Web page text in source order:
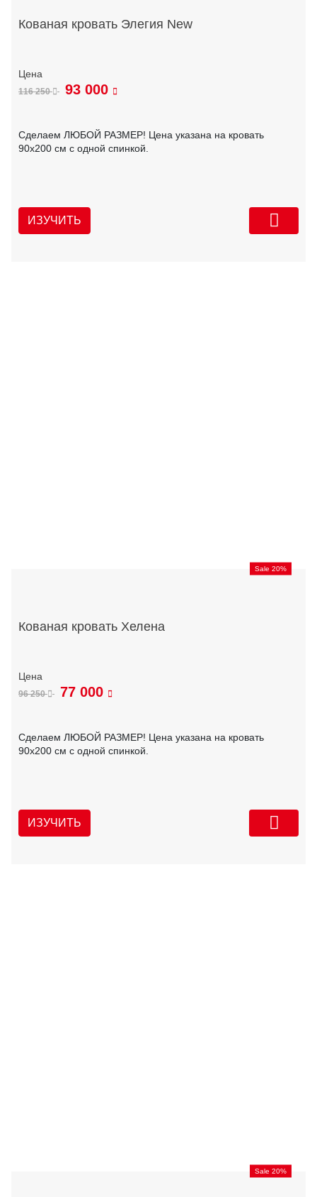
Кованая кровать Элегия New
116 250 93 000
Сделаем ЛЮБОЙ РАЗМЕР! Цена указана на кровать
90х200 см с одной спинкой.
ИЗУЧИТЬ
Sale 20%
Кованая кровать Хелена
96 250 77 000
Сделаем ЛЮБОЙ РАЗМЕР! Цена указана на кровать
90х200 см с одной спинкой.
ИЗУЧИТЬ
Sale 20%